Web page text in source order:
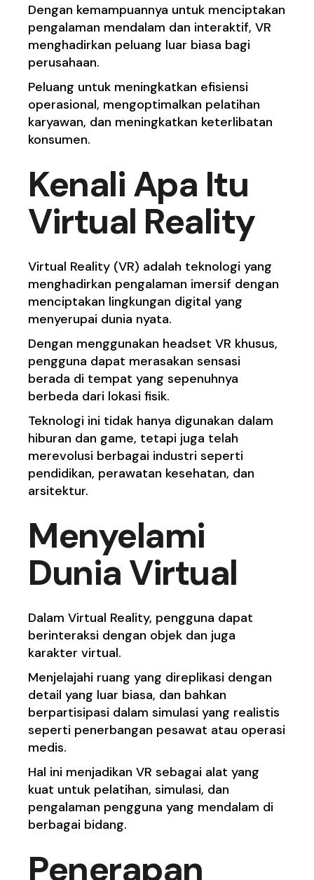
Dengan kemampuannya untuk menciptakan
pengalaman mendalam dan interaktif, VR
menghadirkan peluang luar biasa bagi
perusahaan.
Peluang untuk meningkatkan efisiensi
operasional, mengoptimalkan pelatihan
karyawan, dan meningkatkan keterlibatan
konsumen.
Kenali Apa Itu
Virtual Reality
Virtual Reality (VR) adalah teknologi yang
menghadirkan pengalaman imersif dengan
menciptakan lingkungan digital yang
menyerupai dunia nyata.
Dengan menggunakan headset VR khusus,
pengguna dapat merasakan sensasi
berada di tempat yang sepenuhnya
berbeda dari lokasi fisik.
Teknologi ini tidak hanya digunakan dalam
hiburan dan game, tetapi juga telah
merevolusi berbagai industri seperti
pendidikan, perawatan kesehatan, dan
arsitektur.
Menyelami
Dunia Virtual
Dalam Virtual Reality, pengguna dapat
berinteraksi dengan objek dan juga
karakter virtual.
Menjelajahi ruang yang direplikasi dengan
detail yang luar biasa, dan bahkan
berpartisipasi dalam simulasi yang realistis
seperti penerbangan pesawat atau operasi
medis.
Hal ini menjadikan VR sebagai alat yang
kuat untuk pelatihan, simulasi, dan
pengalaman pengguna yang mendalam di
berbagai bidang.
Penerapan